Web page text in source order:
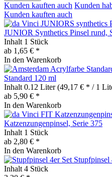
Kunden kauften auch Kunden
Kunden kauften auch
JUNIOR Synthetics Pinsel rund,
Inhalt 1 Stück
ab 1,65 € *
In den Warenkorb
Standard 120 ml
Inhalt 0.12 Liter(49,17 € * / 1
ab 5,90 € *
In den Warenkorb
Katzenzungenpinsel, Serie 375
Inhalt 1 Stück
ab 2,80 € *
In den Warenkorb
Stupfpinsel
Inhalt 4 Stück